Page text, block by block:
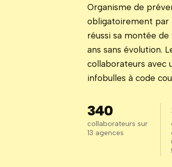
Organisme de
obligatoirement par
réussi sa montée
ans sans évolution.
collaborateurs avec
infobulles à code
340
collaborateurs sur
13 agences